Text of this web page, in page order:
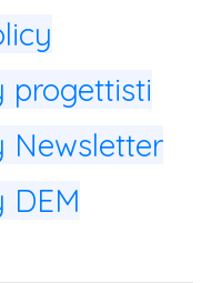
progettisti
Newsletter